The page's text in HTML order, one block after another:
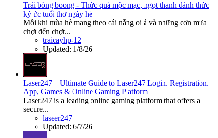
Trái bòng boong - Thức quà mộc mạc, ngọt thanh đánh thức
ký ức tuổi thơ ngày hè
Mỗi khi mùa hè mang theo cái nắng oi ả và những cơn mưa
chợt đến chợt...
traicayhp-12
Updated: 1/8/26
Laser247 – Ultimate Guide to Laser247 Login, Registration,
App, Games & Online Gaming Platform
Laser247 is a leading online gaming platform that offers a
secure...
laseer247
Updated: 6/7/26